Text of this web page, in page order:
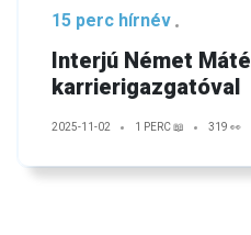
15 perc hírnév
Interjú Német Máté
karrierigazgatóval
2025-11-02 1 PERC 📖 319 👀